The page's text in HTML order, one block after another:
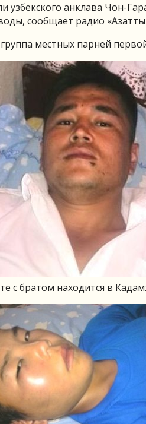
узбекского анклава Чон-
сообщает радио
местных парней
с братом находится в